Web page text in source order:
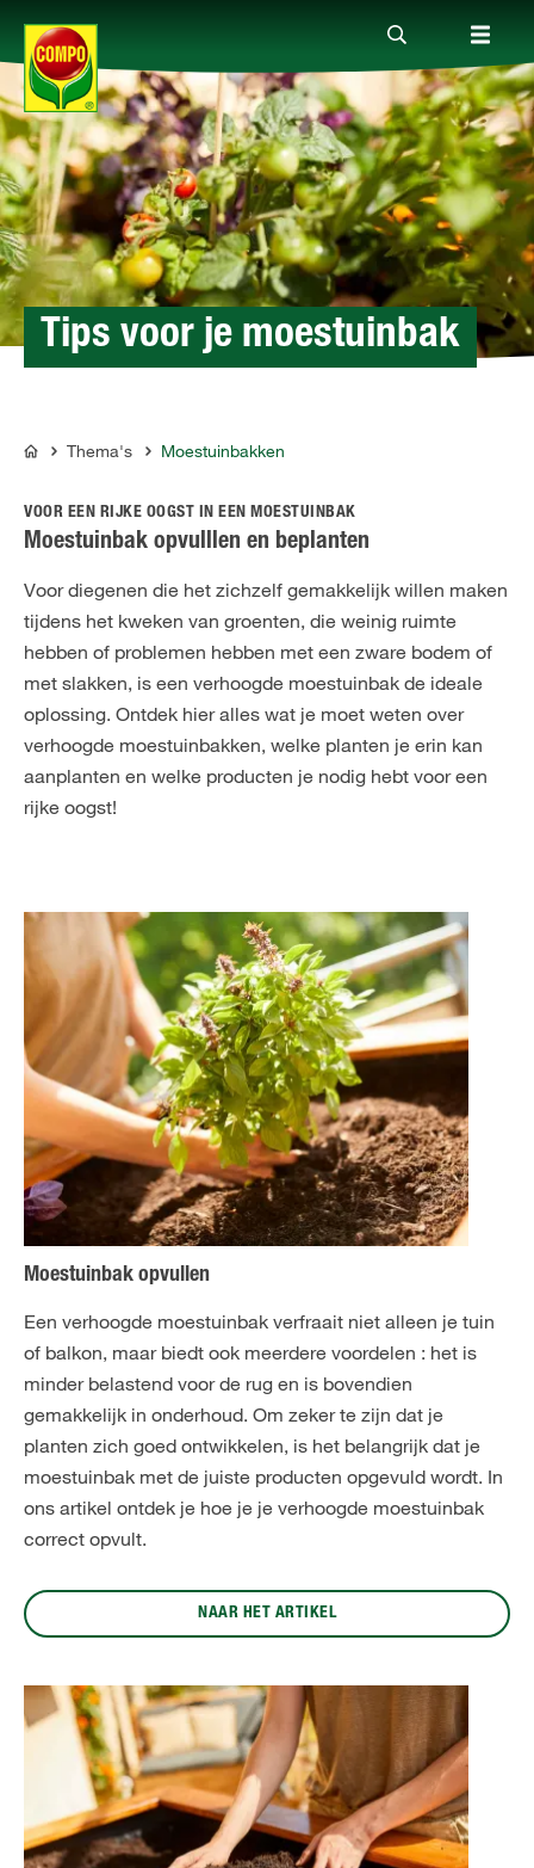
Producten
Advies
Thema's
FR NL
Tips voor je moestuinbak
COMPO
Thema's Moestuinbakken
VOOR EEN RIJKE OOGST IN EEN MOESTUINBAK
Moestuinbak opvulllen en beplanten
Voor diegenen die het zichzelf gemakkelijk willen maken
tijdens het kweken van groenten, die weinig ruimte
hebben of problemen hebben met een zware bodem of
met slakken, is een verhoogde moestuinbak de ideale
oplossing. Ontdek hier alles wat je moet weten over
verhoogde moestuinbakken, welke planten je erin kan
aanplanten en welke producten je nodig hebt voor een
rijke oogst!
Moestuinbak opvullen
Een verhoogde moestuinbak verfraait niet alleen je tuin
of balkon, maar biedt ook meerdere voordelen : het is
minder belastend voor de rug en is bovendien
gemakkelijk in onderhoud. Om zeker te zijn dat je
planten zich goed ontwikkelen, is het belangrijk dat je
moestuinbak met de juiste producten opgevuld wordt. In
ons artikel ontdek je hoe je je verhoogde moestuinbak
correct opvult.
NAAR HET ARTIKEL